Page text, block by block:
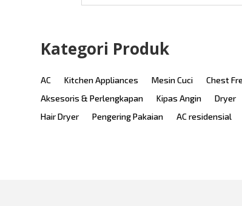
Kategori Produk
AC Kitchen Appliances Mesin Cuci Chest
Aksesoris & Perlengkapan
Kipas Angin Dryer
Hair Dryer
Pengering Pakaian AC residensial